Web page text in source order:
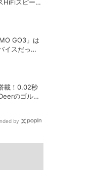
HiFiスピーカ
GO3」は
イスだっ
載！0.02秒
のゴルフ
by